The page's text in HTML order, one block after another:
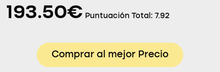
193.50€ Puntuación Total: 7.92
Comprar al mejor Precio